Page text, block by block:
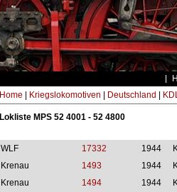
Home Kriegslokomotiven Deutschland
Lokliste MPS 52 4001 - 52 4800
WLF 17332 1944
Krenau
1493 1944
Krenau
1494 1944